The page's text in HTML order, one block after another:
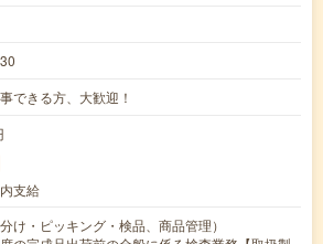
できる方、大歓迎！
支給
け・ピッキング・検品、商品管理）